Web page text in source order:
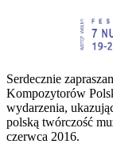
Serdecznie
Kompozytorów
wydarzenia,
polską twórczość
czerwca 2016.